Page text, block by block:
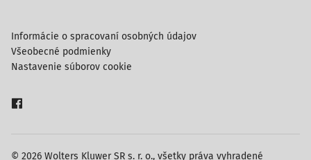
© 2026 Wolters Kluwer SR s. r. o., všetky práva vyhradené
Informácie o spracovaní osobných údajov
Všeobecné podmienky
Nastavenie súborov cookie